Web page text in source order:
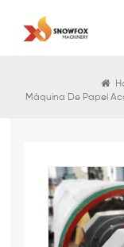
Máquina De Papel